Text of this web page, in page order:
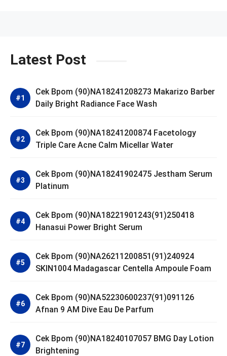
Latest Post
Cek Bpom (90)NA18241208273 Makarizo Barber
Daily Bright Radiance Face Wash
Cek Bpom (90)NA18241200874 Facetology
Triple Care Acne Calm Micellar Water
Cek Bpom (90)NA18241902475 Jestham Serum
Platinum
Cek Bpom (90)NA18221901243(91)250418
Hanasui Power Bright Serum
Cek Bpom (90)NA26211200851(91)240924
SKIN1004 Madagascar Centella Ampoule Foam
Cek Bpom (90)NA52230600237(91)091126
Afnan 9 AM Dive Eau De Parfum
Cek Bpom (90)NA18240107057 BMG Day Lotion
Brightening